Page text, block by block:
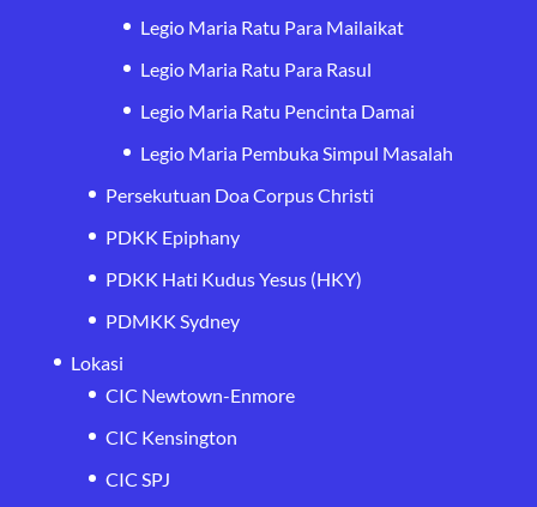
Legio Maria Ratu Para Mailaikat
Legio Maria Ratu Para Rasul
Legio Maria Ratu Pencinta Damai
Legio Maria Pembuka Simpul Masalah
Persekutuan Doa Corpus Christi
PDKK Epiphany
PDKK Hati Kudus Yesus (HKY)
PDMKK Sydney
Lokasi
CIC Newtown-Enmore
CIC Kensington
CIC SPJ